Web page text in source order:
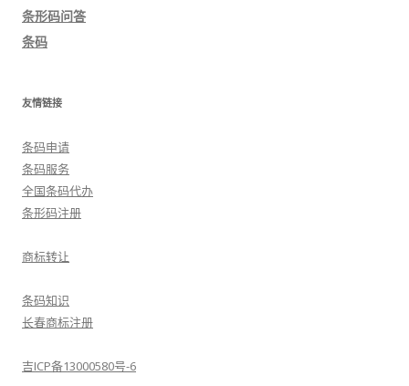
条形码问答
条码
友情链接
条码申请
条码服务
全国条码代办
条形码注册
商标转让
条码知识
长春商标注册
吉ICP备13000580号-6